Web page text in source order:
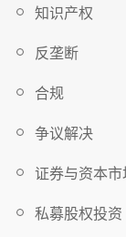
知识产权
反垄断
合规
争议解决
证券与资本市
私募股权投资